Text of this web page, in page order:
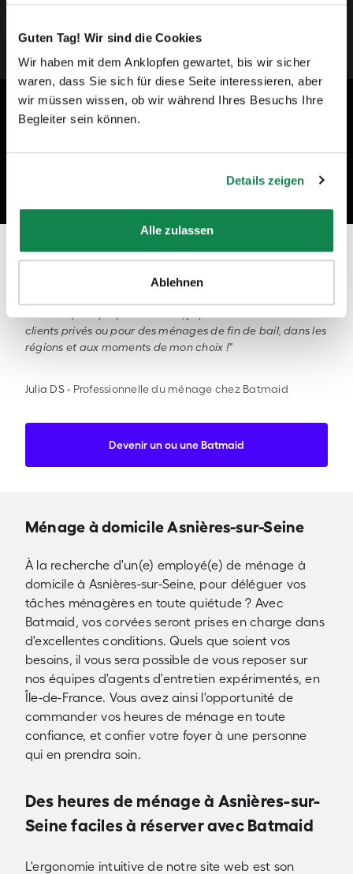
Guten Tag! Wir sind die Cookies
Wir haben mit dem Anklopfen gewartet, bis wir sicher
waren, dass Sie sich für diese Seite interessieren, aber
wir müssen wissen, ob wir während Ihres Besuchs Ihre
Begleiter sein können.
Details zeigen
Alle zulassen
Ablehnen
Prêt à devenir un professionnel du
nettoyage à Asnières-sur-Seine ?
clients privés ou pour des ménages de fin de bail, dans les
régions et aux moments de mon choix !"
Julia DS- Professionnelle du ménage chez Batmaid
Devenir un ou une Batmaid
Ménage à domicile Asnières-sur-Seine
À la recherche d'un(e) employé(e) de ménage à
domicile à Asnières-sur-Seine, pour déléguer vos
tâches ménagères en toute quiétude ? Avec
Batmaid, vos corvées seront prises en charge dans
d'excellentes conditions. Quels que soient vos
besoins, il vous sera possible de vous reposer sur
nos équipes d'agents d'entretien expérimentés, en
Île-de-France. Vous avez ainsi l'opportunité de
commander vos heures de ménage en toute
confiance, et confier votre foyer à une personne
qui en prendra soin.
Des heures de ménage à Asnières-sur-
Seine faciles à réserver avec Batmaid
L'ergonomie intuitive de notre site web est son